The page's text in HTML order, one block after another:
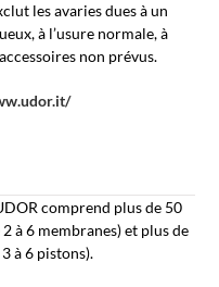
les avaries dues à un
à l’usure normale, à
non prévus.
comprend plus de 50
à 6 membranes) et plus de
à 6 pistons).